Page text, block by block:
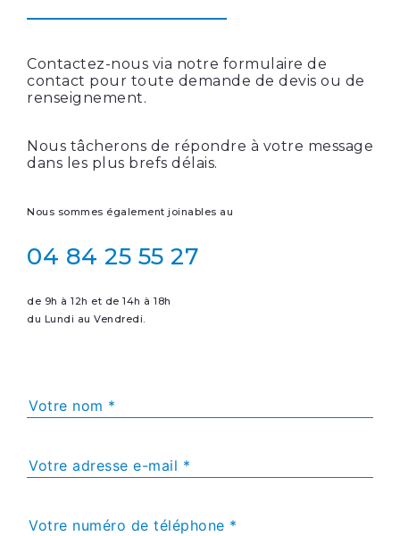
Contactez-nous via notre formulaire de
contact pour toute demande de devis ou de
renseignement.
Nous tâcherons de répondre à votre message
dans les plus brefs délais.
Nous sommes également joinables au
04 84 25 55 27
de 9h à 12h et de 14h à 18h
du Lundi au Vendredi.
Votre nom *
Votre adresse e-mail *
Votre numéro de téléphone *